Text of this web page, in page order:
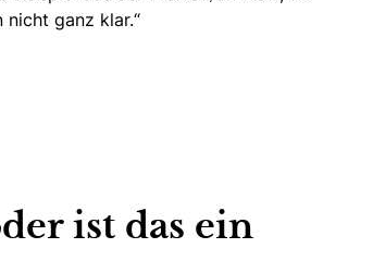
ganz klar.“
ist das ein